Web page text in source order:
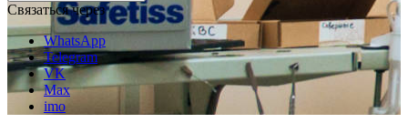
Связаться через
WhatsApp
Telegram
VK
Max
imo